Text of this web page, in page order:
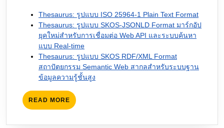
Thesaurus: รูปแบบ ISO 25964-1 Plain Text Format
Thesaurus: รูปแบบ SKOS-JSONLD Format มาร์กอัป
ยุคใหม่สำหรับการเชื่อมต่อ Web API และระบบค้นหา
แบบ Real-time
Thesaurus: รูปแบบ SKOS RDF/XML Format
สถาปัตยกรรม Semantic Web สากลสำหรับระบบฐาน
ข้อมูลความรู้ชั้นสูง
READ MORE READ
MORE